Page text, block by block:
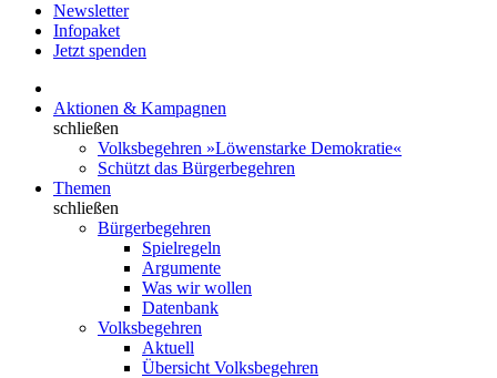
Newsletter
Infopaket
Jetzt spenden
Aktionen & Kampagnen
schließen
Volksbegehren »Löwenstarke Demokratie«
Schützt das Bürgerbegehren
Themen
schließen
Bürgerbegehren
Spielregeln
Argumente
Was wir wollen
Datenbank
Volksbegehren
Aktuell
Übersicht Volksbegehren